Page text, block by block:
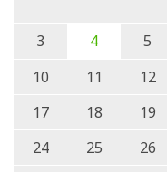
3
4 5
10
11 12
17
18 19
24
25 26